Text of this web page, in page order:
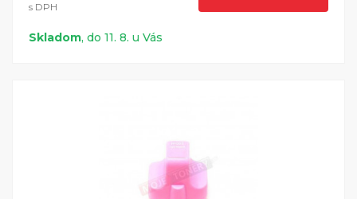
s DPH
Skladom, do 11. 8. u Vás